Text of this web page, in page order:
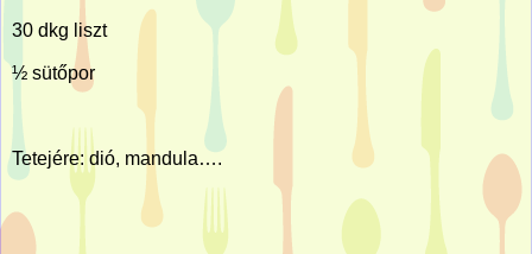
30 dkg liszt
½ sütőpor
Tetejére: dió, mandula….